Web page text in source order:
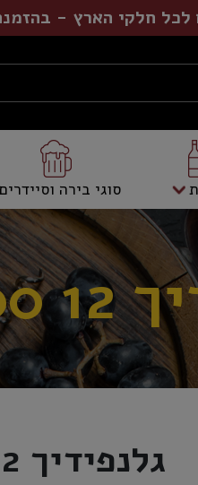
חלקי הארץ - בהזמנה
סוגי בירה וסיידרים
מ"ל
גלנפידיך 12 700 מ"ל